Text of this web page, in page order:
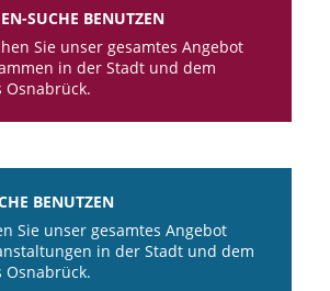
SUCHE BENUTZEN
Sie unser gesamtes Angebot
in der Stadt und dem
Osnabrück.
BENUTZEN
Sie unser gesamtes Angebot
in der Stadt und dem
Osnabrück.